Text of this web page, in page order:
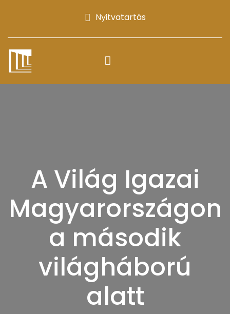
Nyitvatartás
A Világ Igazai
Magyarországon
a második
világháború
alatt